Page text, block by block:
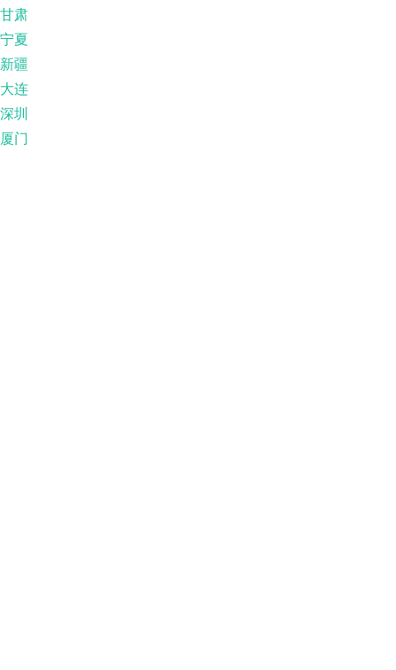
甘肃
宁夏
新疆
大连
深圳
厦门